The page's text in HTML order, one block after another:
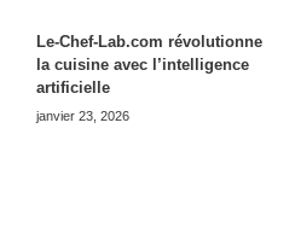
Le-Chef-Lab.com révolutionne
la cuisine avec l’intelligence
artificielle
janvier 23, 2026